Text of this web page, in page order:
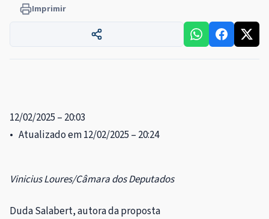
Imprimir
12/02/2025 – 20:03
• Atualizado em 12/02/2025 – 20:24
Vinicius Loures/Câmara dos Deputados
Duda Salabert, autora da proposta